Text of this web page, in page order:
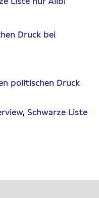
Druck bei
politischen Druck
Schwarze Liste